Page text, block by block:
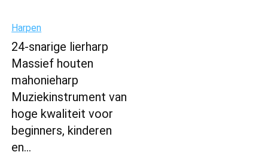
Harpen
24-snarige lierharp
Massief houten
mahonieharp
Muziekinstrument van
hoge kwaliteit voor
beginners, kinderen
en…